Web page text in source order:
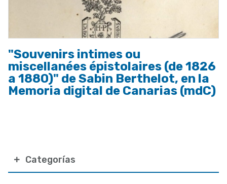
Categorías
"Souvenirs intimes ou
miscellanées épistolaires (de 1826
a 1880)" de Sabin Berthelot, en la
Memoria digital de Canarias (mdC)